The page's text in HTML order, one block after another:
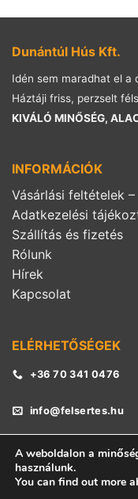
Dunántúl Hús Kft.
Idén sem maradhat el a
Háztáji friss, perzselt
KIVÁLÓ MINŐSÉG,
INFORMÁCIÓK
Vásárlási feltételek –
Adatkezelési
Szállítás és fizetés
Rólunk
Hírek
Kapcsolat
ELÉRHETŐSÉGEK
+36 70 341 0476
info@felsertes.hu
A weboldalon a
használunk.
You can find out more